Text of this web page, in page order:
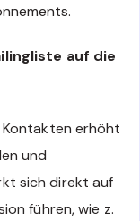
auf die
Kontakten erhöht
und
sich direkt auf
führen, wie z.